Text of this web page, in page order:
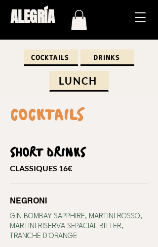
ALEGRÍA
COCKTAILS DRINKS
LUNCH
COCKTAILS
SHORT DRINKS
CLASSIQUES 16€
NEGRONI
GIN BOMBAY SAPPHIRE, MARTINI ROSSO,
MARTINI RISERVA SEPACIAL BITTER,
TRANCHE D'ORANGE